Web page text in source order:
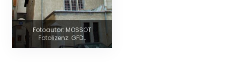
Fotoautor: MOSSOT
Fotolizenz: GFDL